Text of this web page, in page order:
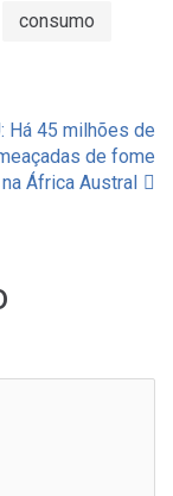
consumo
Há 45 milhões de
de fome
na África Austral